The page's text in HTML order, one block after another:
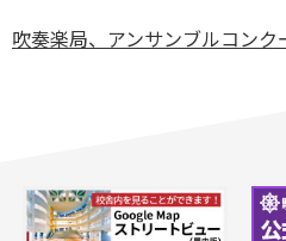
吹奏楽局、アンサンブルコン